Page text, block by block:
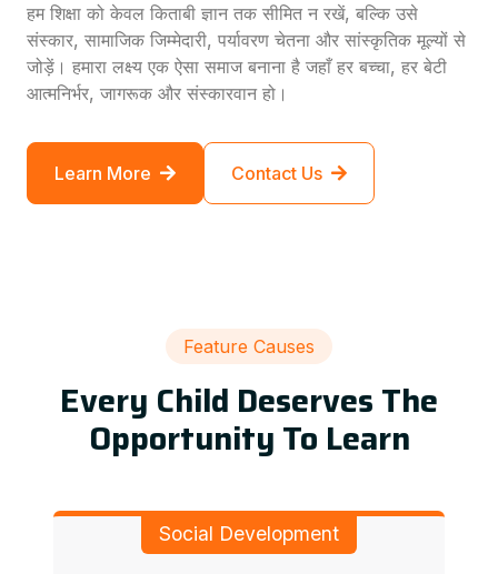
हम शिक्षा को केवल किताबी ज्ञान तक सीमित न रखें, बल्कि उसे
संस्कार, सामाजिक जिम्मेदारी, पर्यावरण चेतना और सांस्कृतिक मूल्यों से
जोड़ें। हमारा लक्ष्य एक ऐसा समाज बनाना है जहाँ हर बच्चा, हर बेटी
आत्मनिर्भर, जागरूक और संस्कारवान हो।
Learn More Contact Us
Feature Causes
Every Child Deserves The
Opportunity To Learn
Social Development